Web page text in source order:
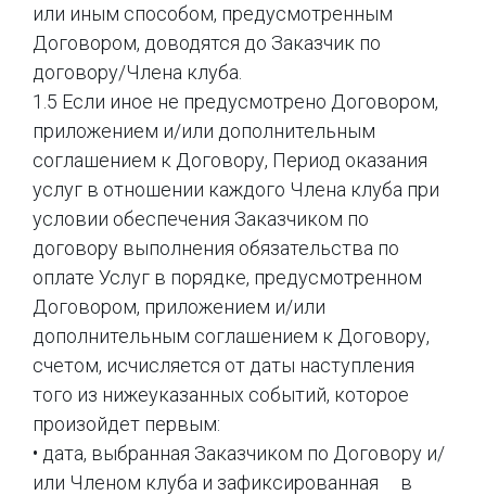
или иным способом, предусмотренным
Договором, доводятся до Заказчик по
договору/Члена клуба.
1.5 Если иное не предусмотрено Договором,
приложением и/или дополнительным
соглашением к Договору, Период оказания
услуг в отношении каждого Члена клуба при
условии обеспечения Заказчиком по
договору выполнения обязательства по
оплате Услуг в порядке, предусмотренном
Договором, приложением и/или
дополнительным соглашением к Договору,
счетом, исчисляется от даты наступления
того из нижеуказанных событий, которое
произойдет первым:
• дата, выбранная Заказчиком по Договору и/
или Членом клуба и зафиксированная в